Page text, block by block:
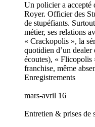
Un policier a accepté
Royer. Officier des
de stupéfiants.
métier, ses relations
« Crackopolis », la
quotidien d’un
écoutes), « Flicopolis
franchise, même
Enregistrements
mars-avril 16
Entretien & prises de